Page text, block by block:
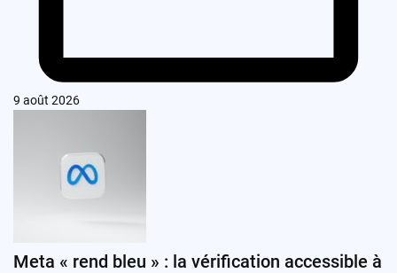
9 août 2026
Meta « rend bleu » : la vérification accessible à